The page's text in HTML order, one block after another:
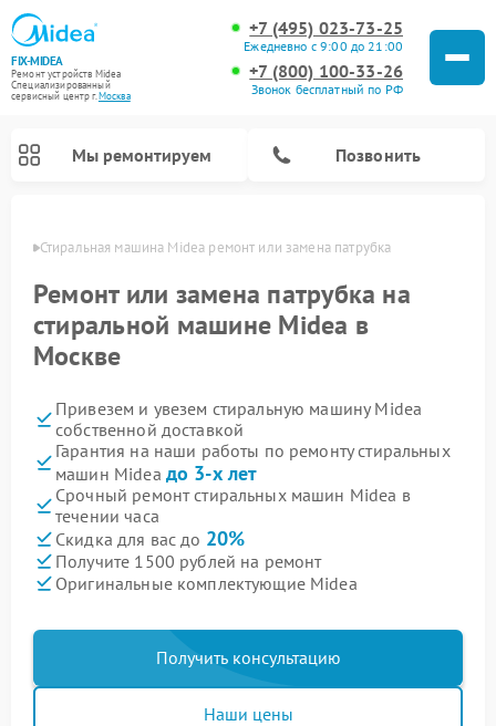
FIX-MIDEA
Ремонт устройств Midea
Специализированный
cервисный центр г.Москва
+7 (495) 023-73-25
Ежедневно с 9:00 до 21:00
+7 (800) 100-33-26
Звонок бесплатный по РФ
Мы ремонтируем Позвонить
Стиральная машина Midea ремонт или замена патрубка
Ремонт или замена патрубка на
стиральной машине Midea в
Москве
Привезем и увезем стиральную машину Midea
собственной доставкой
Гарантия на наши работы по ремонту стиральных
машин Midea до 3-х лет
Срочный ремонт стиральных машин Midea в
течении часа
Скидка для вас до 20%
Получите 1500 рублей на ремонт
Оригинальные комплектующие Midea
Получить консультацию
Наши цены